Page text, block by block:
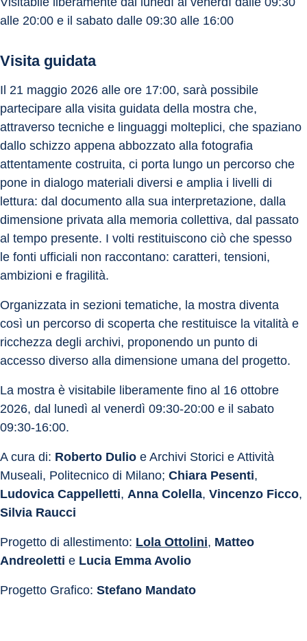
alle 20:00 e il sabato dalle 09:30 alle 16:00
Visita guidata
Il 21 maggio 2026 alle ore 17:00, sarà possibile
partecipare alla visita guidata della mostra che,
attraverso tecniche e linguaggi molteplici, che spaziano
dallo schizzo appena abbozzato alla fotografia
attentamente costruita, ci porta lungo un percorso che
pone in dialogo materiali diversi e amplia i livelli di
lettura: dal documento alla sua interpretazione, dalla
dimensione privata alla memoria collettiva, dal passato
al tempo presente. I volti restituiscono ciò che spesso
le fonti ufficiali non raccontano: caratteri, tensioni,
ambizioni e fragilità.
Organizzata in sezioni tematiche, la mostra diventa
così un percorso di scoperta che restituisce la vitalità e
ricchezza degli archivi, proponendo un punto di
accesso diverso alla dimensione umana del progetto.
La mostra è visitabile liberamente fino al 16 ottobre
2026, dal lunedì al venerdì 09:30-20:00 e il sabato
09:30-16:00.
A cura di: Roberto Dulio e Archivi Storici e Attività
Museali, Politecnico di Milano; Chiara Pesenti,
Ludovica Cappelletti, Anna Colella, Vincenzo Ficco,
Silvia Raucci
Progetto di allestimento: Lola Ottolini, Matteo
Andreoletti e Lucia Emma Avolio
Progetto Grafico: Stefano Mandato